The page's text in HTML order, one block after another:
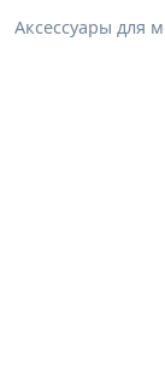
Аксессуары для